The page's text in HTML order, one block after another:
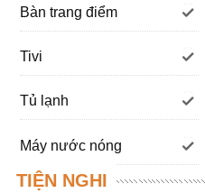
Bàn trang điểm
Tivi
Tủ lạnh
Máy nước nóng
TIỆN NGHI